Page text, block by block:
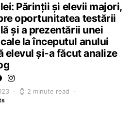
Părinţii şi elevii majori,
oportunitatea testării
și a prezentării unei
la începutul anului
elevul şi-a făcut analize
2 minute read